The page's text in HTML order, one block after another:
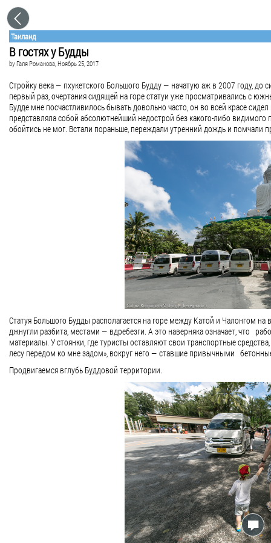
Таиланд
В гостях у Будды
byГаля Романова, Ноябрь 25, 2017
Стройку века — пхукетского Большого Будду — начатую аж в 2007 году, до
первый раз, очертания сидящей на горе статуи уже просматривались с
Будде мне посчастливилось бывать довольно часто, он во всей красе
представляла собой абсолютнейший недострой без какого-либо видимого
обойтись не мог. Встали пораньше, переждали утренний дождь и помчали
Статуя Большого Будды располагается на горе между Катой и Чалонгом
джнугли разбита, местами — вдребезги. А это наверняка означает, что
материалы. У стоянки, где туристы оставляют свои транспортные
лесу передом ко мне задом», вокруг него — ставшие привычными
Продвигаемся вглубь Буддовой территории.